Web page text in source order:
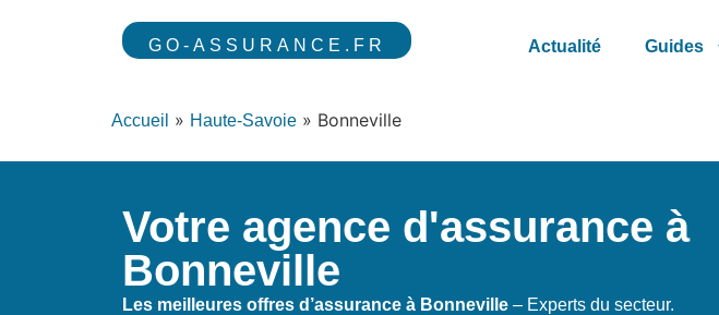
GO-ASSURANCE.FR Actualité Guides
Accueil » Haute-Savoie » Bonneville
Votre agence d'assurance à
Bonneville
Les meilleures offres d’assurance à Bonneville – Experts du secteur.